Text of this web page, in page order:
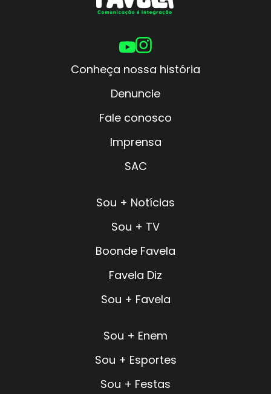
Conheça nossa história
Denuncie
Fale conosco
Imprensa
SAC
Sou + Notícias
Sou + TV
Boonde Favela
Favela Diz
Sou + Favela
Sou + Enem
Sou + Esportes
Sou + Festas